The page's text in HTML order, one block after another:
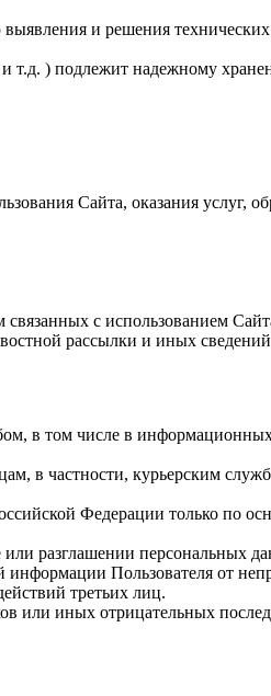
и решения
т.д. ) подлежит надежному
Сайта, оказания услуг,
с использованием
рассылки и иных
в том числе в
в частности, курьерским
Федерации только по
разглашении персональных
Пользователя от
третьих лиц.
или иных отрицательных